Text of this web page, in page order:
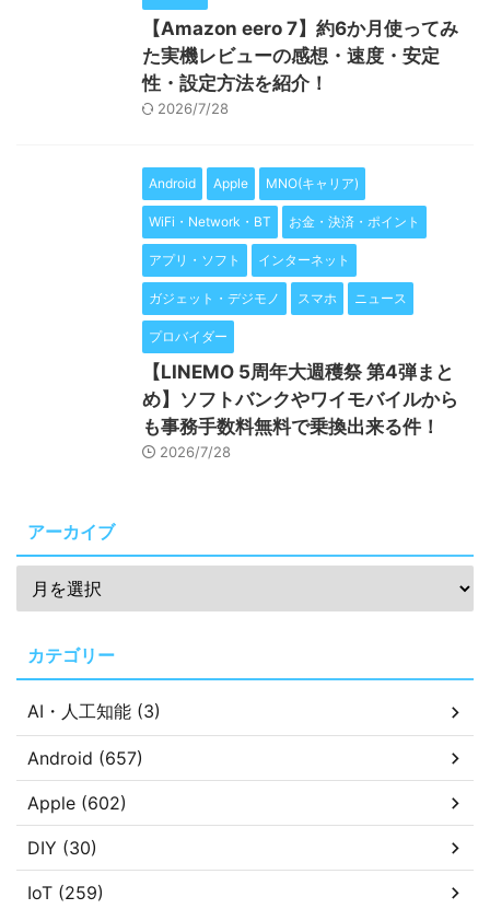
【Amazon eero 7】約6か月使ってみ
た実機レビューの感想・速度・安定
性・設定方法を紹介！
2026/7/28
Android Apple MNO(キャリア)
WiFi・Network・BT お金・決済・ポイント
アプリ・ソフト インターネット
ガジェット・デジモノ スマホ ニュース
プロバイダー
【LINEMO 5周年大週穫祭 第4弾まと
め】ソフトバンクやワイモバイルから
も事務手数料無料で乗換出来る件！
2026/7/28
アーカイブ
カテゴリー
AI・人工知能 (3)
Android (657)
Apple (602)
DIY (30)
IoT (259)